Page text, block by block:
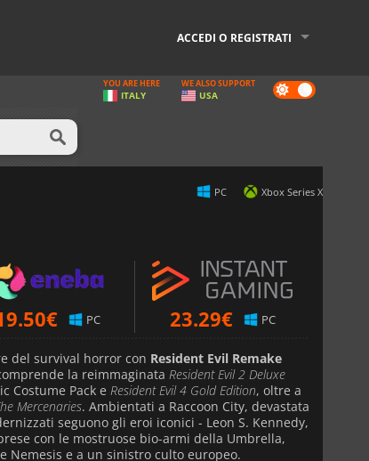
ACCEDI O REGISTRATI
Dark
mode
YOU ARE HERE
ITALY
WE ALSO SUPPORT
USA
PC Xbox Series X
€ PC 23.29€ PC
del survival horror con Resident Evil Remake
la reimmaginata Resident Evil 2 Deluxe
Costume Pack e Resident Evil 4 Gold Edition, oltre a
Mercenaries. Ambientati a Raccoon City, devastata
seguono gli eroi iconici - Leon S. Kennedy,
con le mostruose bio-armi della Umbrella,
Nemesis e a un sinistro culto europeo.